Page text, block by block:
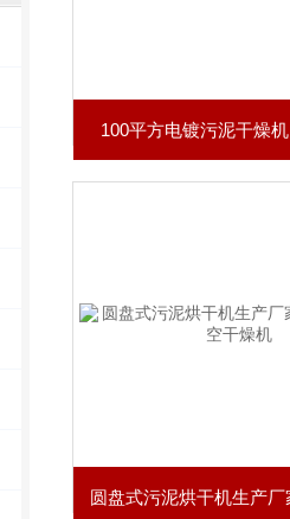
100平方电镀污泥干燥